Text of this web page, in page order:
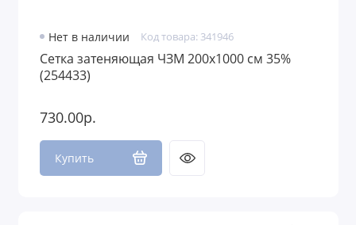
Нет в наличии Код товара: 341946
Сетка затеняющая ЧЗМ 200х1000 см 35%
(254433)
730.00р.
Купить